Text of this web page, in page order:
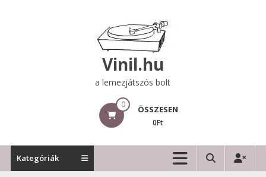
Vinil.hu
a lemezjátszós bolt
0 ÖSSZESEN
0Ft
Kategóriák